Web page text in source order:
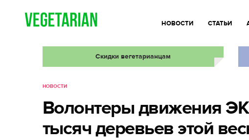
НОВОСТИ СТАТЬИ
Скидки вегетарианцам
НОВОСТИ
Волонтеры движения
тысяч деревьев этой